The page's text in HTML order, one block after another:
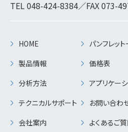
TEL048-424-8384／FAX 073-
HOME
製品情報
分析方法
テクニカルサポート
会社案内
パンフレッ
価格表
アプリケー
お問い合わ
よくあるご